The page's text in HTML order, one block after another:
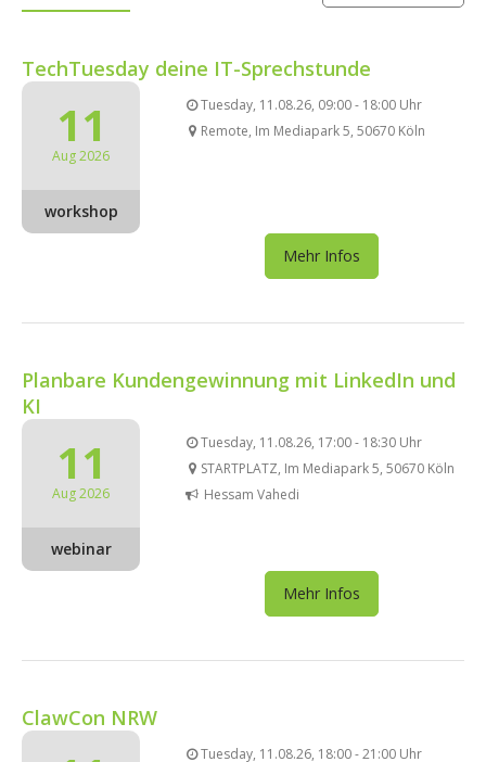
TechTuesday deine IT-Sprechstunde
11
Aug 2026
workshop
Tuesday, 11.08.26, 09:00 - 18:00 Uhr
Remote, Im Mediapark 5, 50670 Köln
Mehr Infos
Planbare Kundengewinnung mit LinkedIn und
KI
11
Aug 2026
webinar
Tuesday, 11.08.26, 17:00 - 18:30 Uhr
STARTPLATZ, Im Mediapark 5, 50670 Köln
Hessam Vahedi
Mehr Infos
ClawCon NRW
Tuesday, 11.08.26, 18:00 - 21:00 Uhr